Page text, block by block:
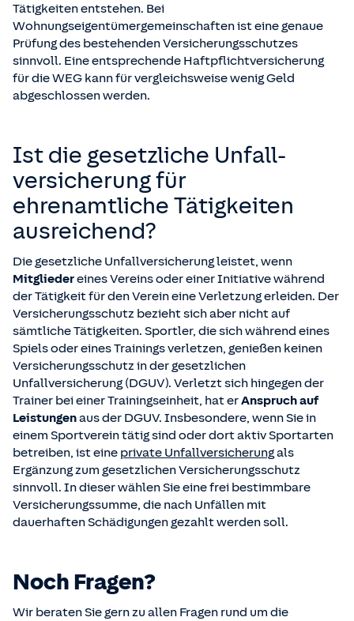
Tätigkeiten entstehen. Bei
Wohnungseigentümergemeinschaften ist eine genaue
Prüfung des bestehenden Versicherungsschutzes
sinnvoll. Eine entsprechende Haftpflichtversicherung
für die WEG kann für vergleichsweise wenig Geld
abgeschlossen werden.
Ist die gesetzliche Unfall­
versicherung für
ehrenamtliche Tätigkeiten
ausreichend?
Die gesetzliche Unfallversicherung leistet, wenn
Mitgliedereines Vereins oder einer Initiative während
der Tätigkeit für den Verein eine Verletzung erleiden. Der
Versicherungsschutz bezieht sich aber nicht auf
sämtliche Tätigkeiten. Sportler, die sich während eines
Spiels oder eines Trainings verletzen, genießen keinen
Versicherungsschutz in der gesetzlichen
Unfallversicherung (DGUV). Verletzt sich hingegen der
Trainer bei einer Trainingseinheit, hat erAnspruch auf
Leistungenaus der DGUV. Insbesondere, wenn Sie in
einem Sportverein tätig sind oder dort aktiv Sportarten
betreiben, ist eine private Unfallversicherungals
Ergänzung zum gesetzlichen Versicherungsschutz
sinnvoll. In dieser wählen Sie eine frei bestimmbare
Versicherungssumme, die nach Unfällen mit
dauerhaften Schädigungen gezahlt werden soll.
Noch Fragen?
Wir beraten Sie gern zu allen Fragen rund um die